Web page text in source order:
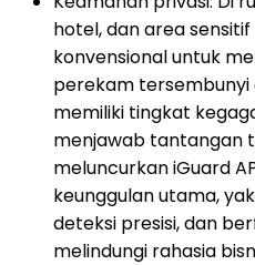
hotel, dan area
konvensional untuk
perekam tersembunyi
memiliki tingkat
menjawab tantangan
meluncurkan iGuard
keunggulan utama,
deteksi presisi, dan
melindungi rahasia